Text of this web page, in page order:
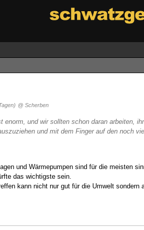
@ Scherben
und wir sollten schon daran arbeiten,
und mit dem Finger auf den noch
und Wärmepumpen sind für die meisten
das wichtigste sein.
kann nicht nur gut für die Umwelt